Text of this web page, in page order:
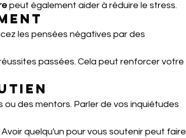
peut également aider à réduire le stress.
les pensées négatives par des
passées. Cela peut renforcer votre
ou des mentors. Parler de vos inquiétudes
quelqu'un pour vous soutenir peut faire